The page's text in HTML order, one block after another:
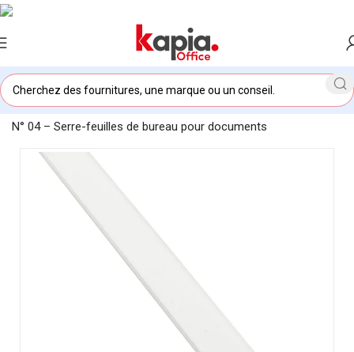
Accueil/KAPIA OFFICE MAROC/Boîte de 100 Serre-feuilles
N° 04 – Serre-feuilles de bureau pour documents